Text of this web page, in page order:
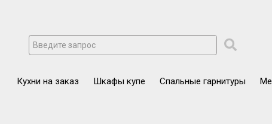
Кухни на заказ
Шкафы купе Спальные гарнитуры